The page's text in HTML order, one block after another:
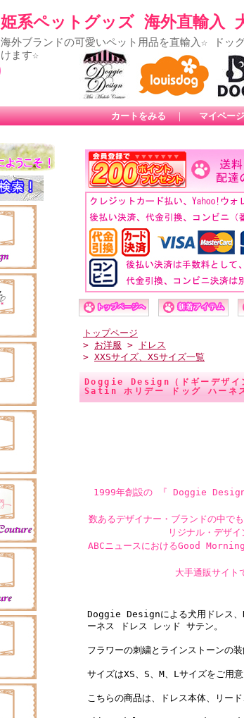
姫系ペットグッズ 海外直輸入
海外ブランドの可愛いペット用品を直輸入☆ ドッ
けます☆
カートをみる ｜ マイペー
トップページ
> お洋服 >
ドレス
> XXSサイズ、XSサイズ一覧
Doggie Design（ドギーデザ
Satin ホリデー ドッグ ハーネ
1999年創設の 『 Doggie Design
数あるデザイナー・ブランドの中で
リジナル・デザ
ABCニュースにおけるGood
大手通販サイト
Doggie Designによる犬用ドレ
ーネス ドレス レッド サテン。
フラワーの刺繍とラインストーンの
サイズはXS、S、M、Lサイズをご用意
こちらの商品は、ドレス本体、リー